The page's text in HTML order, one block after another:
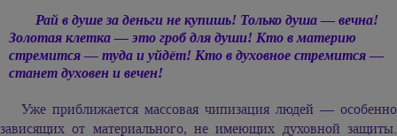
Рай в душе за деньги не купишь! Только душа — вечна!
Золотая клетка — это гроб для души! Кто в материю
стремится — туда и уйдёт! Кто в духовное стремится —
станет духовен и вечен!
Уже приближается массовая чипизация людей — особенно
зависящих от материального, не имеющих духовной защиты.